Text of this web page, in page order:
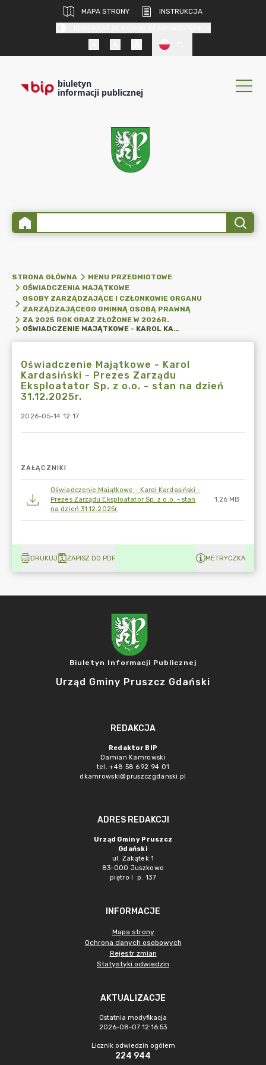
MAPA STRONY
INSTRUKCJA
biuletyn
informacji publicznej
STRONA GŁÓWNA
MENU PRZEDMIOTOWE
OŚWIADCZENIA MAJĄTKOWE
OSOBY ZARZĄDZAJĄCE I CZŁONKOWIE ORGANU
ZARZĄDZAJĄCEGO GMINNĄ OSOBĄ PRAWNĄ
ZA 2025 ROK ORAZ ZŁOŻONE W 2026R.
OŚWIADCZENIE MAJĄTKOWE - KAROL KARDASIŃSKI - PREZES ZARZĄDU EKSPLOATATOR SP. Z O.O. - STAN NA DZIEŃ 31.12.2025R.
Oświadczenie Majątkowe - Karol
Kardasiński - Prezes Zarządu
Eksploatator Sp. z o.o. - stan na dzień
31.12.2025r.
2026-05-14 12:17
ZAŁĄCZNIKI
Oświadczenie Majątkowe - Karol Kardasiński -
Prezes Zarządu Eksploatator Sp. z o.o. - stan
na dzień 31.12.2025r.
1.26 MB
DRUKUJ ZAPISZ DO PDF METRYCZKA
Biuletyn Informacji Publicznej
Urząd Gminy Pruszcz Gdański
REDAKCJA
Redaktor BIP
Damian Kamrowski
tel. +48 58 692 94 01
dkamrowski@pruszczgdanski.pl
ADRES REDAKCJI
Urząd Gminy Pruszcz
Gdański
ul. Zakątek 1
83-000 Juszkowo
piętro I p. 137
INFORMACJE
Mapa strony
Ochrona danych osobowych
Rejestr zmian
Statystyki odwiedzin
AKTUALIZACJE
Ostatnia modyfikacja
2026-08-07 12:16:53
Licznik odwiedzin ogółem
224 944